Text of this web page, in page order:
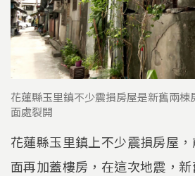
花蓮縣玉里鎮不少震損房屋是新舊兩棟
面處裂開
花蓮縣玉里鎮上不少震損房屋
面再加蓋樓房，在這次地震，